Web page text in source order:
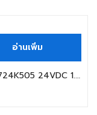
อ่านเพิ่ม
9WE5724K505 24VDC 1.3A SanAce